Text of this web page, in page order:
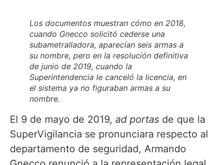
nombre.
El 9 de mayo de 2019,ad portasde que la
SuperVigilancia se pronunciara respecto al
departamento de seguridad, Armando
Gnecco renunció a la representación legal
de Gnecco’s SAS y nombró a Nini Johana
López Contreras, quien tres días después
remitió una solicitud a la Superintendencia
para renovar el permiso de la
subametralladora que había cedido